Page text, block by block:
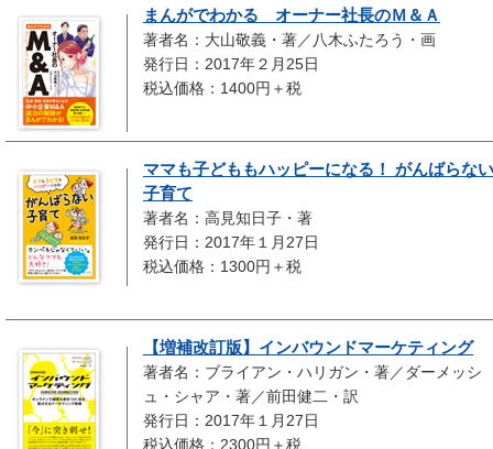
まんがでわかる オーナー社長のＭ＆Ａ
著者名：大山敬義・著／八木ふたろう・画
発行日：2017年２月25日
税込価格：1400円＋税
ママも子どももハッピーになる！ がんばらない
子育て
著者名：高見知日子・著
発行日：2017年１月27日
税込価格：1300円＋税
【増補改訂版】インバウンドマーケティング
著者名：ブライアン・ハリガン・著／ダーメッシ
ュ・シャア・著／前田健二・訳
発行日：2017年１月27日
税込価格：2300円＋税